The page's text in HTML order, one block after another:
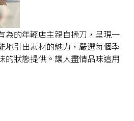
為的年輕店主親自操刀，呈現一
地引出素材的魅力，嚴選每個季
的狀態提供。讓人盡情品味這用